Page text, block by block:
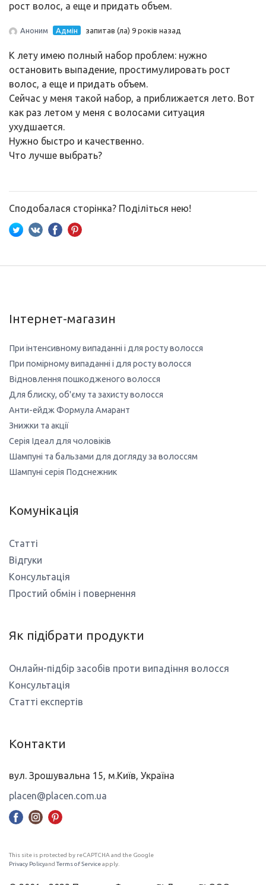
рост волос, а еще и придать объем.
Аноним Адмін запитав (ла) 9 років назад
К лету имею полный набор проблем: нужно
остановить выпадение, простимулировать рост
волос, а еще и придать объем.
Сейчас у меня такой набор, а приближается лето. Вот
как раз летом у меня с волосами ситуация
ухудшается.
Нужно быстро и качественно.
Что лучше выбрать?
Сподобалася сторінка? Поділіться нею!
Інтернет-магазин
При інтенсивному випаданні і для росту волосся
При помірному випаданні і для росту волосся
Відновлення пошкодженого волосся
Для блиску, об'єму та захисту волосся
Анти-ейдж Формула Амарант
Знижки та акції
Серія Ідеал для чоловіків
Шампуні та бальзами для догляду за волоссям
Шампуні серія Подснежник
Комунікація
Статті
Відгуки
Консультація
Простий обмін і повернення
Як підібрати продукти
Онлайн-підбір засобів проти випадіння волосся
Консультація
Статті експертів
Контакти
вул. Зрошувальна 15, м.Київ, Україна
placen@placen.com.ua
This site is protected by reCAPTCHA and the Google
Privacy Policyand Terms of Serviceapply.